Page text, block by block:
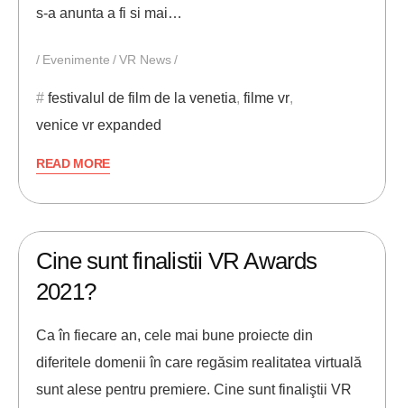
s-a anunta a fi si mai…
Evenimente VR News
festivalul de film de la venetia, filme vr,
venice vr expanded
READ MORE
Cine sunt finalistii VR Awards
2021?
Ca în fiecare an, cele mai bune proiecte din
diferitele domenii în care regăsim realitatea virtuală
sunt alese pentru premiere. Cine sunt finaliştii VR